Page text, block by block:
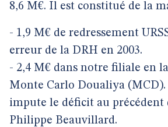
8,6 M€. Il est constitué de la
- 1,9 M€ de redressement
erreur de la DRH en 2003.
- 2,4 M€ dans notre filiale en
Monte Carlo Doualiya
impute le déficit au précédent
Philippe Beauvillard.